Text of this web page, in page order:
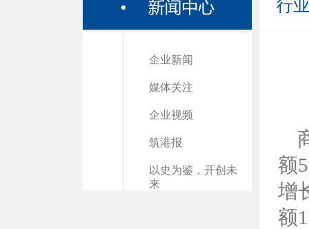
企业新闻
媒体关注
企业视频
筑港报
以史为鉴，开创未
来
行
额
增
额